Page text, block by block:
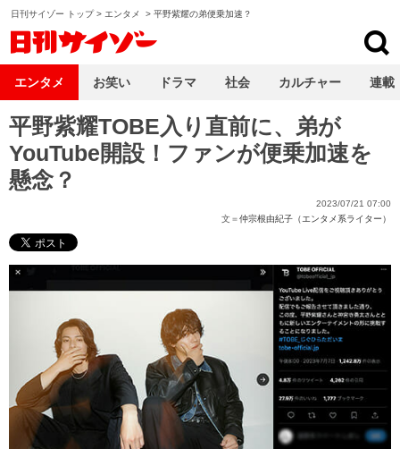
日刊サイゾー トップ> エンタメ > 平野紫耀の弟便乗加速？
平野紫耀TOBE入り直前に、弟が
YouTube開設！ファンが便乗加速を
懸念？
2023/07/21 07:00
文＝仲宗根由紀子（エンタメ系ライター）
エンタメ お笑い ドラマ 社会 カルチャー 連載